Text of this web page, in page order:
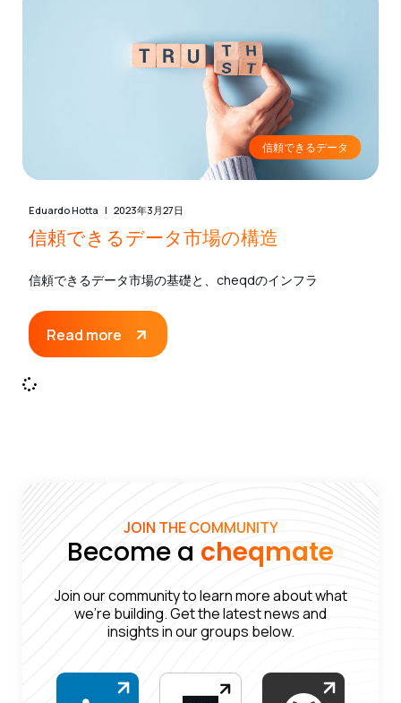
信頼できるデータ
信頼できるデータ市場の構造
信頼できるデータ市場の基礎と、cheqdのインフラ
Read more
Eduardo Hotta 2023年3月27日
JOIN THE COMMUNITY
Become a cheqmate
Join our community to learn more about what
we’re building. Get the latest news and
insights in our groups below.